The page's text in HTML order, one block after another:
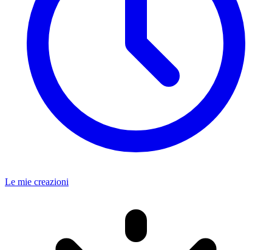
Le mie creazioni